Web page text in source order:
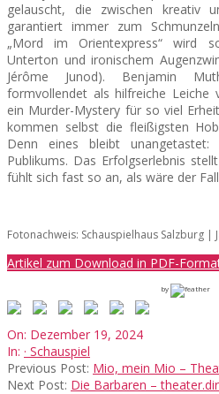
gelauscht, die zwischen kreativ
garantiert immer zum
„Mord im Orientexpress“ wird
Unterton und ironischem
Jérôme Junod). Benjamin
formvollendet als hilfreiche Leiche
ein Murder-Mystery für so viel
kommen selbst die fleißigsten
Denn eines bleibt
Publikums. Das Erfolgserlebnis
fühlt sich fast so an, als wäre der
Fotonachweis: Schauspielhaus Salzburg |
Artikel zum Download in PDF-
by
2024-
12-
19
On: Dezember 19, 2024
In: · Schauspiel
Previous Post: Mio, mein Mio –
Next Post: Die Barbaren –